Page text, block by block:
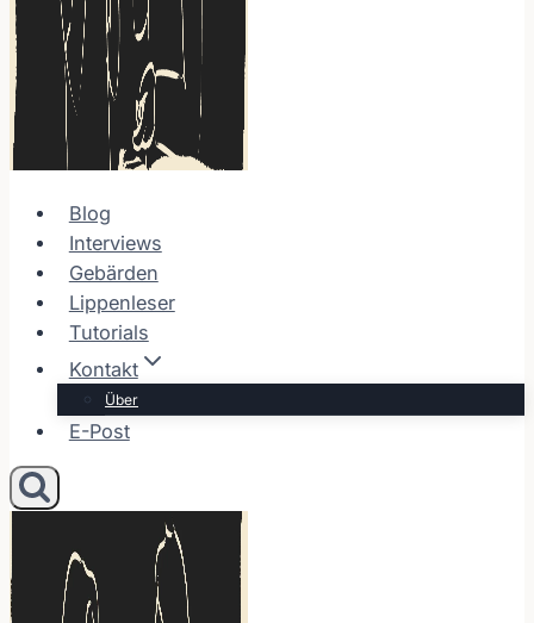
Blog
Interviews
Gebärden
Lippenleser
Tutorials
Kontakt
Über
E-Post